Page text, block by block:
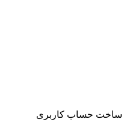
ساخت حساب کاربری